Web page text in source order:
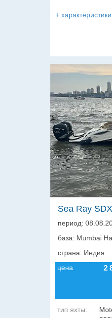
+
Sea Ray
период:
база: Mumbai
страна: Индия
цена
2
тип яхты: